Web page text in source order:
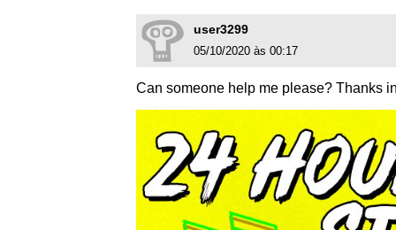
user3299
05/10/2020 às 00:17
Can someone help me please? Thanks